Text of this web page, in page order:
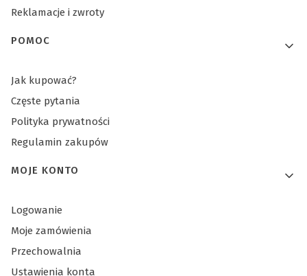
Reklamacje i zwroty
POMOC
Jak kupować?
Częste pytania
Polityka prywatności
Regulamin zakupów
MOJE KONTO
Logowanie
Moje zamówienia
Przechowalnia
Ustawienia konta